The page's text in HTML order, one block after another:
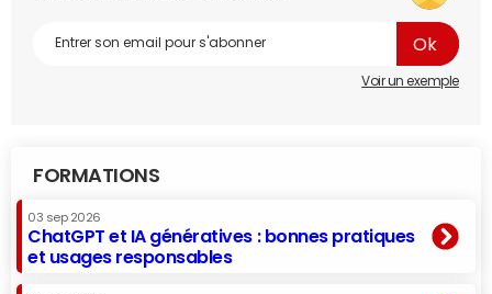
Voir un exemple
FORMATIONS
03 sep 2026
ChatGPT et IA génératives : bonnes pratiques
et usages responsables